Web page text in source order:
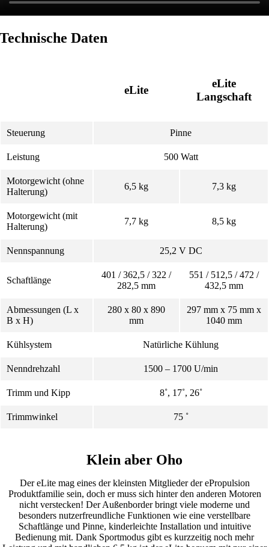
Technische Daten
eLite
eLite
Langschaft
Steuerung Pinne
Leistung 500 Watt
Motorgewicht (ohne
Halterung)
6,5 kg 7,3 kg
Motorgewicht (mit
Halterung)
7,7 kg 8,5 kg
Nennspannung 25,2 V DC
Schaftlänge
401 / 362,5 / 322 /
282,5 mm
551 / 512,5 / 472 /
432,5 mm
Abmessungen (L x
B x H)
280 x 80 x 890
mm
297 mm x 75 mm x
1040 mm
Kühlsystem Natürliche Kühlung
Nenndrehzahl 1500 – 1700 U/min
Trimm und Kipp 8˚, 17˚, 26˚
Trimmwinkel 75 ˚
Klein aber Oho
Der eLite mag eines der kleinsten Mitglieder der ePropulsion
Produktfamilie sein, doch er muss sich hinter den anderen Motoren
nicht verstecken! Der Außenborder bringt viele moderne und
besonders nutzerfreundliche Funktionen wie eine verstellbare
Schaftlänge und Pinne, kinderleichte Installation und intuitive
Bedienung mit. Dank Sportmodus gibt es kurzzeitig noch mehr